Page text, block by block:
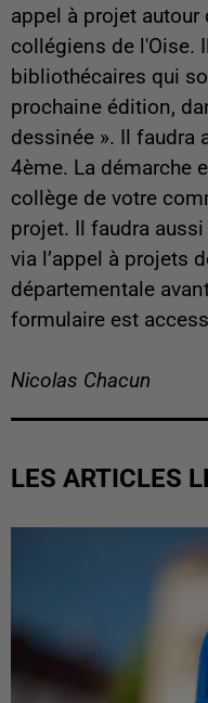
appel à projet autour
collégiens de l'Oise.
bibliothécaires qui
prochaine édition,
dessinée ». Il faudra
4ème. La démarche
collège de votre
projet. Il faudra
via l’appel à projets
départementale
formulaire est
Nicolas Chacun
LES ARTICLES